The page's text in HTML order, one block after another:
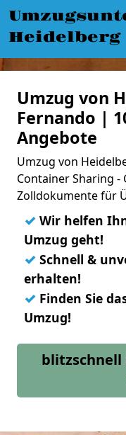
Heidelberg
Umzug von
Fernando |
Angebote
Umzug von
Container Sharing -
Zolldokumente für
✓ Wir helfen
Umzug geht!
✓ Schnell &
erhalten!
✓ Finden Sie
Umzug!
blitzschnell